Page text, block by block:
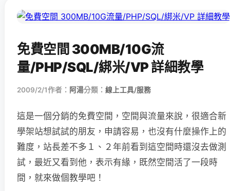
免費空間 300MB/10G流
量/PHP/SQL/綁米/VP 詳細教學
2009/2/1作者： 阿湯分類： 線上工具/服務
這是一個分銷的免費空間，空間與流量來說，很適合新
學架站想試試的朋友， 申請容易，也沒有什麼操作上的
難度，站長差不多１、２年前看到這空間時還沒去做測
試，最近又看到他，表示有緣，既然空間活了一段時
間，就來做個教學吧！